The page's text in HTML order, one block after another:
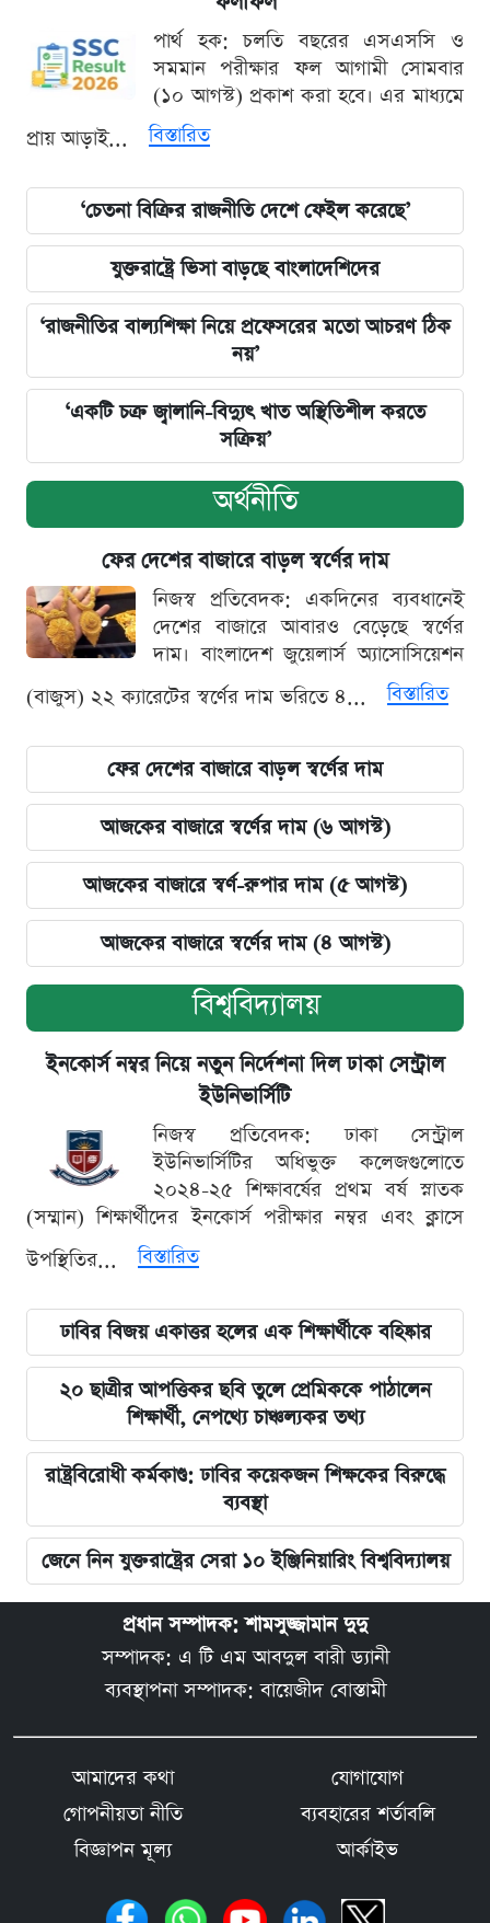
পার্থ হক: চলতি বছরের এসএসসি ও
সমমান পরীক্ষার ফল আগামী সোমবার
(১০ আগস্ট) প্রকাশ করা হবে। এর মাধ্যমে
প্রায় আড়াই...
বিস্তারিত
‘চেতনা বিক্রির রাজনীতি দেশে ফেইল করেছে’
যুক্তরাষ্ট্রে ভিসা বাড়ছে বাংলাদেশিদের
‘রাজনীতির বাল্যশিক্ষা নিয়ে প্রফেসরের মতো আচরণ ঠিক
নয়’
‘একটি চক্র জ্বালানি-বিদ্যুৎ খাত অস্থিতিশীল করতে
সক্রিয়’
অর্থনীতি
ফের দেশের বাজারে বাড়ল স্বর্ণের দাম
নিজস্ব প্রতিবেদক: একদিনের ব্যবধানেই
দেশের বাজারে আবারও বেড়েছে স্বর্ণের
দাম। বাংলাদেশ জুয়েলার্স অ্যাসোসিয়েশন
(বাজুস) ২২ ক্যারেটের স্বর্ণের দাম ভরিতে ৪...
বিস্তারিত
ফের দেশের বাজারে বাড়ল স্বর্ণের দাম
আজকের বাজারে স্বর্ণের দাম (৬ আগস্ট)
আজকের বাজারে স্বর্ণ-রুপার দাম (৫ আগস্ট)
আজকের বাজারে স্বর্ণের দাম (৪ আগস্ট)
বিশ্ববিদ্যালয়
ইনকোর্স নম্বর নিয়ে নতুন নির্দেশনা দিল ঢাকা সেন্ট্রাল
ইউনিভার্সিটি
নিজস্ব প্রতিবেদক: ঢাকা সেন্ট্রাল
ইউনিভার্সিটির অধিভুক্ত কলেজগুলোতে
২০২৪-২৫ শিক্ষাবর্ষের প্রথম বর্ষ স্নাতক
(সম্মান) শিক্ষার্থীদের ইনকোর্স পরীক্ষার নম্বর এবং ক্লাসে
উপস্থিতির...
বিস্তারিত
ঢাবির বিজয় একাত্তর হলের এক শিক্ষার্থীকে বহিষ্কার
২০ ছাত্রীর আপত্তিকর ছবি তুলে প্রেমিককে পাঠালেন
শিক্ষার্থী, নেপথ্যে চাঞ্চল্যকর তথ্য
রাষ্ট্রবিরোধী কর্মকাণ্ড: ঢাবির কয়েকজন শিক্ষকের বিরুদ্ধে
ব্যবস্থা
জেনে নিন যুক্তরাষ্ট্রের সেরা ১০ ইঞ্জিনিয়ারিং বিশ্ববিদ্যালয়
প্রধান সম্পাদক: শামসুজ্জামান দুদু
সম্পাদক: এ টি এম আবদুল বারী ড্যানী
ব্যবস্থাপনা সম্পাদক: বায়েজীদ বোস্তামী
আমাদের কথা
যোগাযোগ
গোপনীয়তা নীতি
ব্যবহারের শর্তাবলি
বিজ্ঞাপন মূল্য
আর্কাইভ